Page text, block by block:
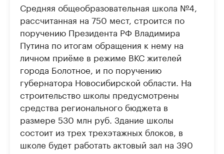
Средняя общеобразовательная школа №4,
рассчитанная на 750 мест, строится по
поручению Президента РФ Владимира
Путина по итогам обращения к нему на
личном приёме в режиме ВКС жителей
города Болотное, и по поручению
губернатора Новосибирской области. На
строительство школы предусмотрены
средства регионального бюджета в
размере 530 млн руб. Здание школы
состоит из трех трехэтажных блоков, в
школе будет работать актовый зал на 390